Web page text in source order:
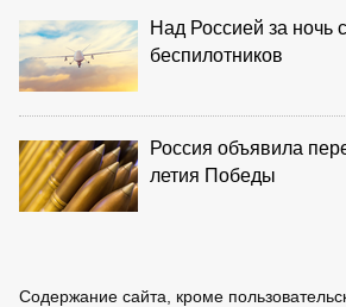
Над Россией за ночь
беспилотников
Россия объявила
летия Победы
Содержание сайта, кроме